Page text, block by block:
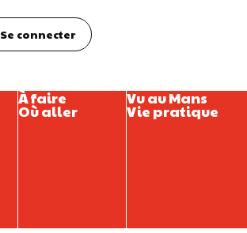
Se connecter
À faire
Où aller
Vu au Mans
Vie pratique